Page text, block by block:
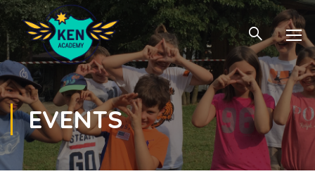
EVENTS